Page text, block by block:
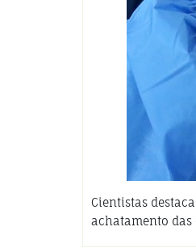
Cientistas
achatamento das